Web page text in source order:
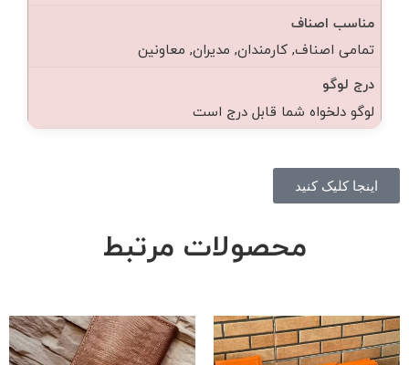
مناسب اصناف
تمامی اصناف, کارمندان, مدیران, معاونین
درج لوگو
لوگو دلخواه شما قابل درج است
اینجا کلیک کنید
محصولات مرتبط